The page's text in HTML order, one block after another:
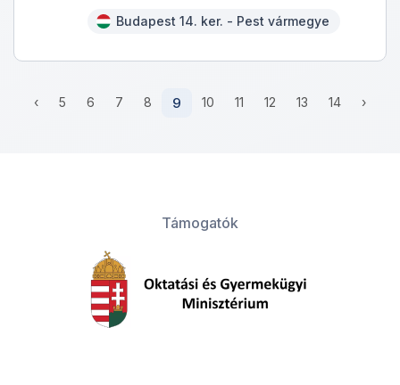
Budapest 14. ker. - Pest vármegye
‹ 5 6 7 8 9 10 11 12 13 14 ›
Támogatók